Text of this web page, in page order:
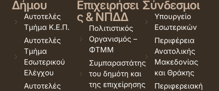
Δήμου
Αυτοτελές
Τμήμα Κ.Ε.Π.
Αυτοτελές
Τμήμα
Εσωτερικού
Ελέγχου
Αυτοτελές
Επιχειρήσει
ς & ΝΠΔΔ
Πολιτιστικός
Οργανισμός –
ΦΤΜΜ
Συμπαραστάτης
του δημότη και
της επιχείρησης
Σύνδεσμοι
Υπουργείο
Εσωτερικών
Περιφέρεια
Ανατολικής
Μακεδονίας
και Θράκης
Περιφερειακή